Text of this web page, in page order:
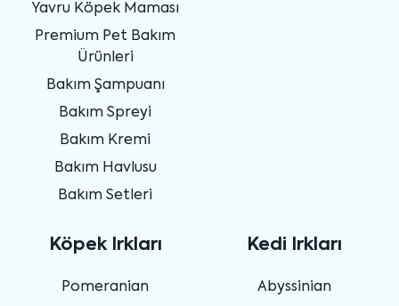
Yavru Köpek Maması
Premium Pet Bakım
Ürünleri
Bakım Şampuanı
Bakım Spreyi
Bakım Kremi
Bakım Havlusu
Bakım Setleri
Köpek Irkları
Pomeranian
Kedi Irkları
Abyssinian